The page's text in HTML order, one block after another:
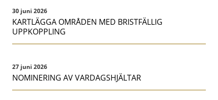
30 juni 2026
KARTLÄGGA OMRÅDEN MED BRISTFÄLLIG
UPPKOPPLING
27 juni 2026
NOMINERING AV VARDAGSHJÄLTAR